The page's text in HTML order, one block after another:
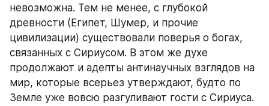
невозможна. Тем не менее, с глубокой
древности (Египет, Шумер, и прочие
цивилизации) существовали поверья о богах,
связанных с Сириусом. В этом же духе
продолжают и адепты антинаучных взглядов на
мир, которые всерьез утверждают, будто по
Земле уже вовсю разгуливают гости с Сириуса.